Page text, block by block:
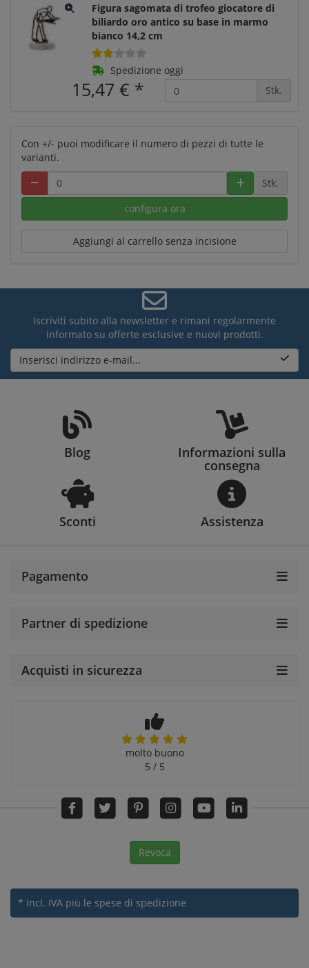
Figura sagomata di trofeo giocatore di
biliardo oro antico su base in marmo
bianco 14,2 cm
Spedizione oggi
15,47 € * Stk.
Con +/- puoi modificare il numero di pezzi di tutte le
varianti.
Stk.
configura ora
Aggiungi al carrello senza incisione
Iscriviti subito alla newsletter e rimani regolarmente
informato su offerte esclusive e nuovi prodotti.
Inserisci indirizzo e-mail...
Blog Informazioni sulla
consegna
Sconti Assistenza
Pagamento
Partner di spedizione
Acquisti in sicurezza
molto buono
5 / 5
Revoca
* incl. IVA più le spese di spedizione